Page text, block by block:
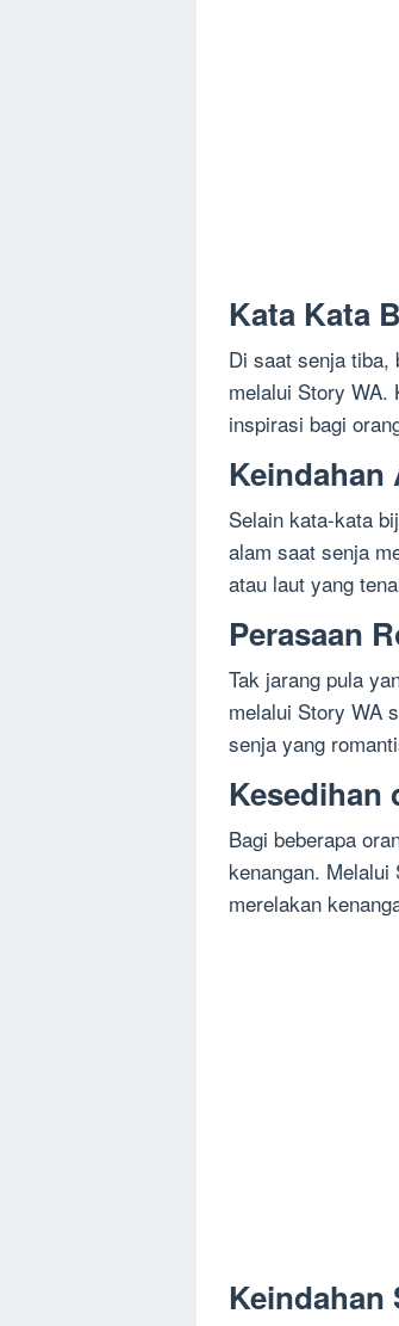
Kata Kata
Di saat senja tiba,
melalui Story WA.
inspirasi bagi
Keindahan
Selain kata-kata
alam saat senja
atau laut yang
Perasaan
Tak jarang pula
melalui Story WA
senja yang
Kesedihan
Bagi beberapa
kenangan.
merelakan
Keindahan